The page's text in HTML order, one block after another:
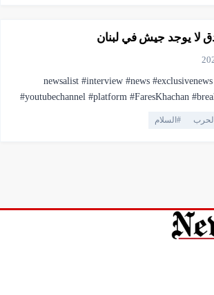
لا يوجد جيش في لبنان
#newsalist #interview #news
#youtubechannel #platform #FaresKhachan #breakingnews #livestream
#pressfreedom #facts #currentaffairs #trending #lebanonnews
الحرب # السلام